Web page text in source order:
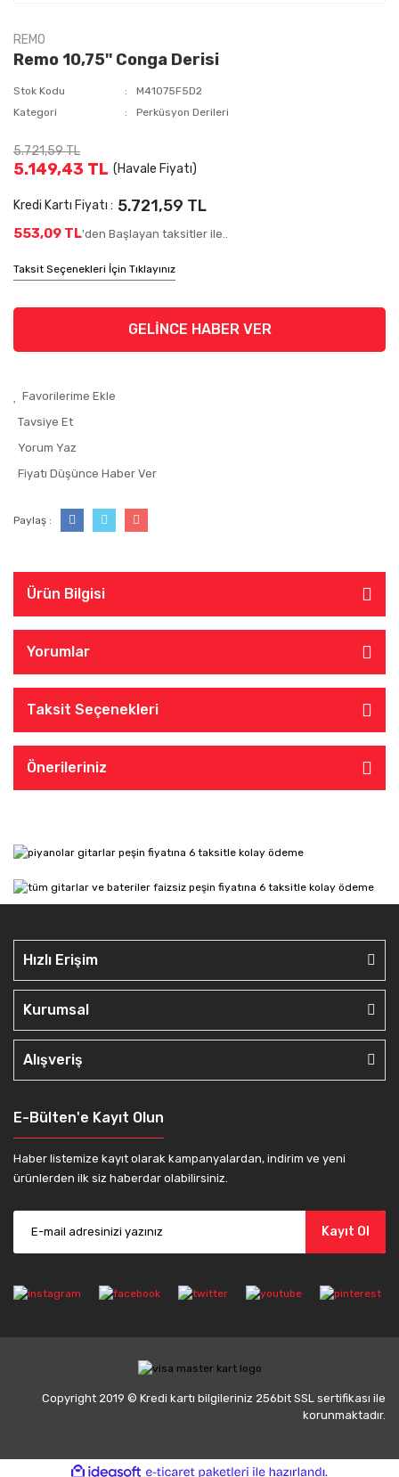
REMO
Remo 10,75'' Conga Derisi
Stok Kodu
M41075F5D2
Kategori
Perküsyon Derileri
5.721,59 TL
5.149,43 TL (Havale Fiyatı)
Kredi Kartı Fiyatı : 5.721,59 TL
553,09 TL'den Başlayan taksitler ile..
Taksit Seçenekleri İçin Tıklayınız
GELİNCE HABER VER
Tavsiye Et
Yorum Yaz
Fiyatı Düşünce Haber Ver
Paylaş :
Ürün Bilgisi
Yorumlar
Taksit Seçenekleri
Önerileriniz
Hızlı Erişim
Kurumsal
Alışveriş
E-Bülten'e Kayıt Olun
Haber listemize kayıt olarak kampanyalardan, indirim ve yeni
ürünlerden ilk siz haberdar olabilirsiniz.
Kayıt Ol
Copyright 2019 © Kredi kartı bilgileriniz 256bit SSL sertifikası ile
korunmaktadır.
ideasoft e-